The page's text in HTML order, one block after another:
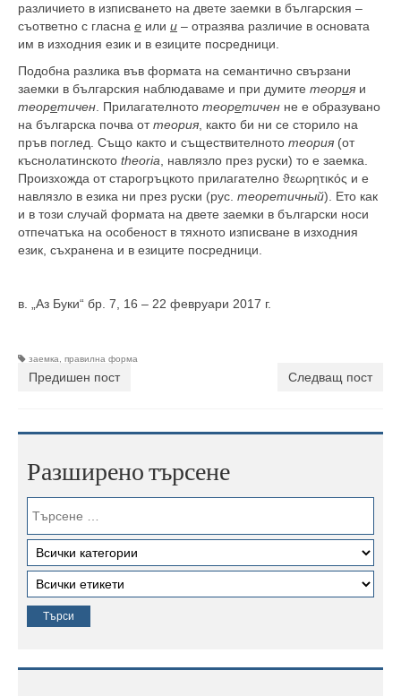
различието в изписването на двете заемки в българския –
съответно с гласна е или и – отразява различие в основата
им в изходния език и в езиците посредници.
Подобна разлика във формата на семантично свързани
заемки в българския наблюдаваме и при думите теория и
теоретичен . Прилагателното теоретичен не е образувано
на българска почва оттеория , както би ни се сторило на
пръв поглед. Също както и съществителното теория (от
къснолатинското theoria , навлязло през руски) то е заемка.
Произхожда от старогръцкото прилагателно ϑεωρητικός и е
навлязло в езика ни през руски (рус. теоретичный). Ето как
и в този случай формата на двете заемки в български носи
отпечатъка на особеност в тяхното изписване в изходния
език, съхранена и в езиците посредници.
в. „Аз Буки“ бр. 7, 16 – 22 февруари 2017 г.
заемка правилна форма
Предишен пост Следващ пост
Разширено търсене